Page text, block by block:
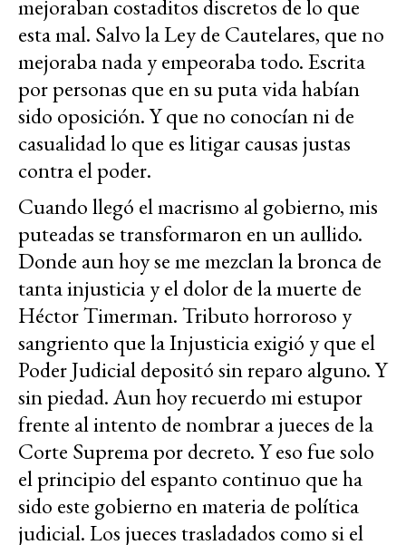
mejoraban costaditos discretos de lo que
esta mal. Salvo la Ley de Cautelares, que no
mejoraba nada y empeoraba todo. Escrita
por personas que en su puta vida habían
sido oposición. Y que no conocían ni de
casualidad lo que es litigar causas justas
contra el poder.
Cuando llegó el macrismo al gobierno, mis
puteadas se transformaron en un aullido.
Donde aun hoy se me mezclan la bronca de
tanta injusticia y el dolor de la muerte de
Héctor Timerman. Tributo horroroso y
sangriento que la Injusticia exigió y que el
Poder Judicial depositó sin reparo alguno. Y
sin piedad. Aun hoy recuerdo mi estupor
frente al intento de nombrar a jueces de la
Corte Suprema por decreto. Y eso fue solo
el principio del espanto continuo que ha
sido este gobierno en materia de política
judicial. Los jueces trasladados como si el